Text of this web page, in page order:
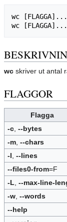
wc
wc skriver ut antal
FLAGGOR
Flagga
-c, --bytes
-m, --chars
-l --lines
--files0-from=F
-L --max-line-
-w, --words
--help